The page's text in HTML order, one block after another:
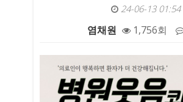
24-06-13 01:54
염채원 1,756회
본문